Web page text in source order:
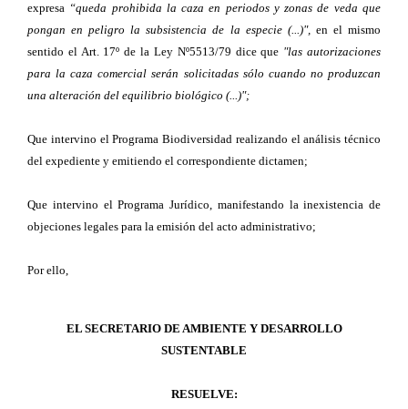
expresa “queda prohibida la caza en periodos y zonas de veda que
pongan en peligro la subsistencia de la especie (...)", en el mismo
sentido el Art. 17º de la Ley Nº5513/79 dice que "las autorizaciones
para la caza comercial serán solicitadas sólo cuando no produzcan
una alteración del equilibrio biológico (...)";
Que intervino el Programa Biodiversidad realizando el análisis técnico
del expediente y emitiendo el correspondiente dictamen;
Que intervino el Programa Jurídico, manifestando la inexistencia de
objeciones legales para la emisión del acto administrativo;
Por ello,
EL SECRETARIO DE AMBIENTE Y DESARROLLO
SUSTENTABLE
RESUELVE: